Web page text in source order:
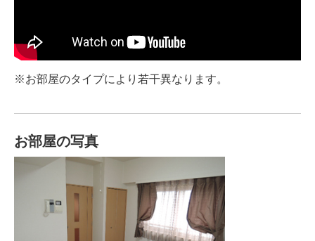
※お部屋のタイプにより若干異なります。
お部屋の写真